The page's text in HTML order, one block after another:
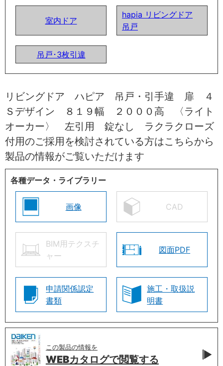
室内ドア
hapia リビングドア
吊戸
吊戸･3枚引違
リビングドア ハピア 吊戸・引手違 扉 ４
Ｓデザイン ８１９幅 ２０００高 〈ライト
オーカー〉 左引用 錠なし ラクラクローズ
付用のご採用を検討されている方はこちらから
製品の情報がご覧いただけます
各種データ・ライブラリー
画像 CAD
BIM用テクスチ
ャー
図面PDF
申請関係認定
書類
施工・取扱説
明書
この製品の情報を
WEBカタログで閲覧する